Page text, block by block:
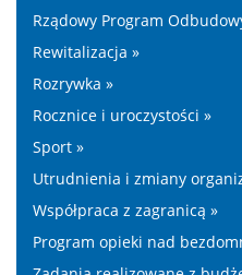
Rządowy Program
Rewitalizacja »
Rozrywka »
Rocznice i uroczystości »
Sport »
Utrudnienia i zmiany
Współpraca z zagranicą »
Program opieki nad